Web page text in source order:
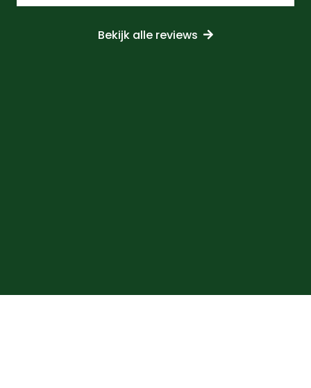
Bekijk alle reviews